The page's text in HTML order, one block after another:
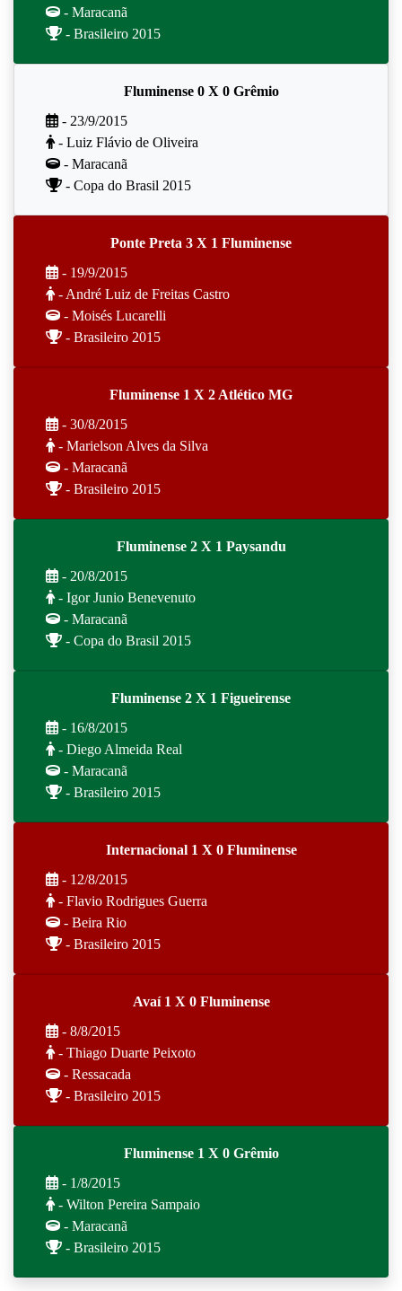
- Maracanã
- Brasileiro 2015
Fluminense 0 X 0 Grêmio
- 23/9/2015
- Luiz Flávio de Oliveira
- Maracanã
- Copa do Brasil 2015
Ponte Preta 3 X 1 Fluminense
- 19/9/2015
- André Luiz de Freitas Castro
- Moisés Lucarelli
- Brasileiro 2015
Fluminense 1 X 2 Atlético MG
- 30/8/2015
- Marielson Alves da Silva
- Maracanã
- Brasileiro 2015
Fluminense 2 X 1 Paysandu
- 20/8/2015
- Igor Junio Benevenuto
- Maracanã
- Copa do Brasil 2015
Fluminense 2 X 1 Figueirense
- 16/8/2015
- Diego Almeida Real
- Maracanã
- Brasileiro 2015
Internacional 1 X 0 Fluminense
- 12/8/2015
- Flavio Rodrigues Guerra
- Beira Rio
- Brasileiro 2015
Avaí 1 X 0 Fluminense
- 8/8/2015
- Thiago Duarte Peixoto
- Ressacada
- Brasileiro 2015
Fluminense 1 X 0 Grêmio
- 1/8/2015
- Wilton Pereira Sampaio
- Maracanã
- Brasileiro 2015